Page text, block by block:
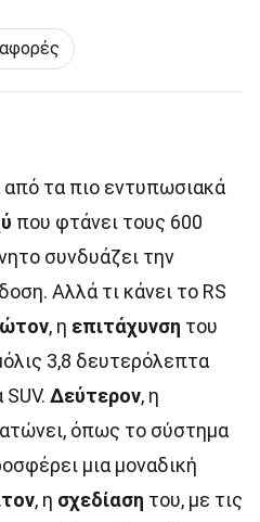
από τα πιο εντυπωσιακά
που φτάνει τους 600
συνδυάζει την
Αλλά τι κάνει το RS
, η επιτάχυνση του
3,8 δευτερόλεπτα
Δεύτερον, η
όπως το σύστημα
μια μοναδική
, η σχεδίαση του, με τις